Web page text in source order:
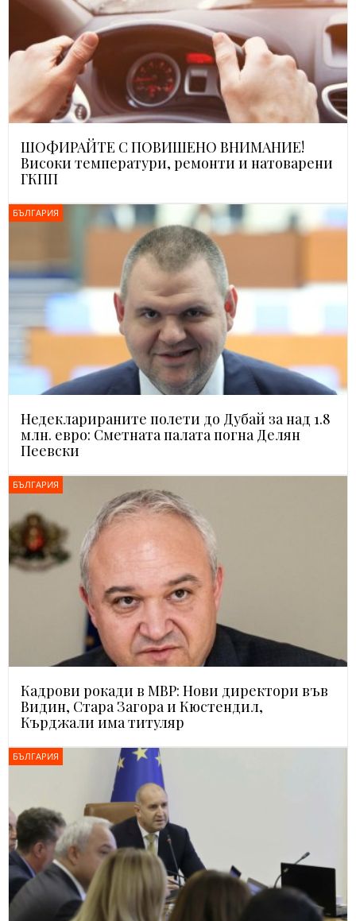
ШОФИРАЙТЕ С ПОВИШЕНО ВНИМАНИЕ!
Високи температури, ремонти и натоварени
ГКПП
БЪЛГАРИЯ
Недекларираните полети до Дубай за над 1.8
млн. евро: Сметната палата погна Делян
Пеевски
БЪЛГАРИЯ
Кадрови рокади в МВР: Нови директори във
Видин, Стара Загора и Кюстендил,
Кърджали има титуляр
БЪЛГАРИЯ